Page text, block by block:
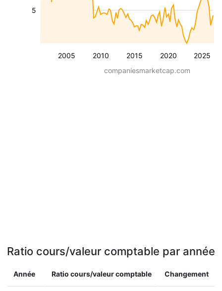
2005 2010 2015 2020 2025
5
companiesmarketcap.com
Ratio cours/valeur comptable par année
Année Ratio cours/valeur comptable Changement